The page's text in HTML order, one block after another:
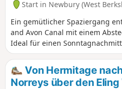
Start in Newbury (West
Ein gemütlicher Spaziergang
and Avon Canal mit einem
Ideal für einen
Kombinieren Sie dies mit
einer Kanalbootfahrt für einen
Von Hermitage
Norreys über den Eling